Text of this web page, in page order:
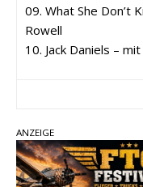
09. What She Don’t
Rowell
10. Jack Daniels –
ANZEIGE